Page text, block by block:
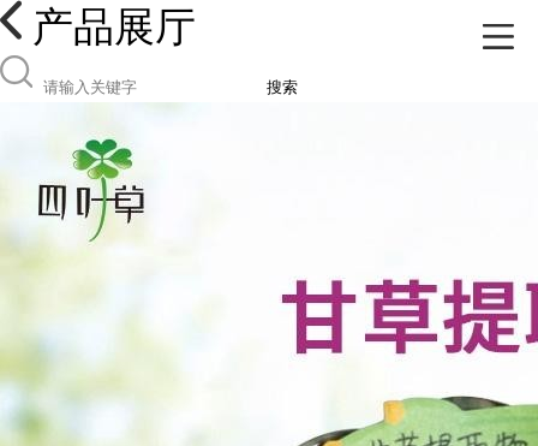
产品展厅
搜索